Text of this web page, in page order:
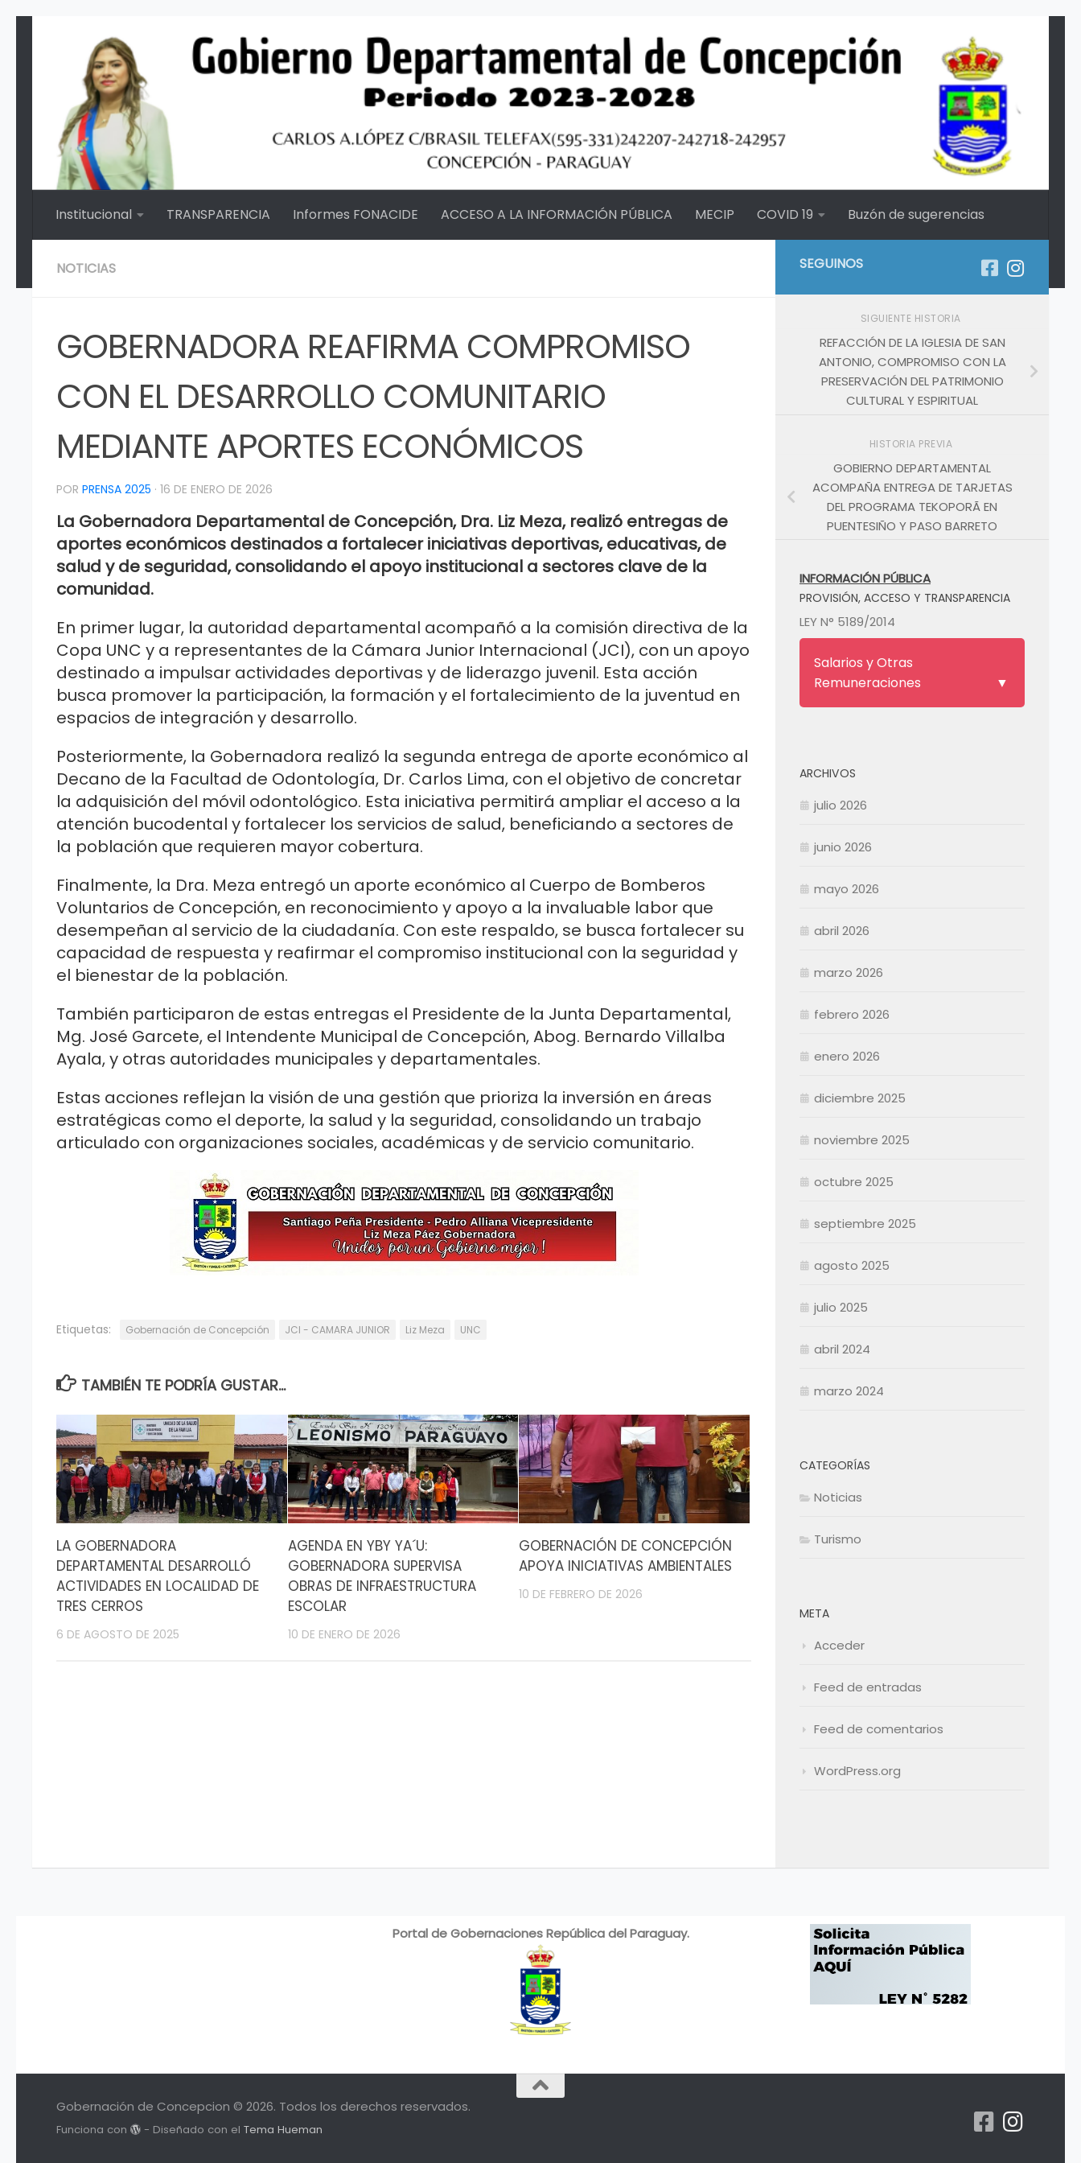
Institucional TRANSPARENCIA Informes FONACIDE ACCESO A LA INFORMACIÓN PÚBLICA MECIP COVID 19 Buzón de sugerencias
NOTICIAS
GOBERNADORA REAFIRMA COMPROMISO
CON EL DESARROLLO COMUNITARIO
MEDIANTE APORTES ECONÓMICOS
POR PRENSA 2025 · 16 DE ENERO DE 2026
La Gobernadora Departamental de Concepción, Dra. Liz Meza, realizó entregas de
aportes económicos destinados a fortalecer iniciativas deportivas, educativas, de
salud y de seguridad, consolidando el apoyo institucional a sectores clave de la
comunidad.
En primer lugar, la autoridad departamental acompañó a la comisión directiva de la
Copa UNC y a representantes de la Cámara Junior Internacional (JCI), con un apoyo
destinado a impulsar actividades deportivas y de liderazgo juvenil. Esta acción
busca promover la participación, la formación y el fortalecimiento de la juventud en
espacios de integración y desarrollo.
Posteriormente, la Gobernadora realizó la segunda entrega de aporte económico al
Decano de la Facultad de Odontología, Dr. Carlos Lima, con el objetivo de concretar
la adquisición del móvil odontológico. Esta iniciativa permitirá ampliar el acceso a la
atención bucodental y fortalecer los servicios de salud, beneficiando a sectores de
la población que requieren mayor cobertura.
Finalmente, la Dra. Meza entregó un aporte económico al Cuerpo de Bomberos
Voluntarios de Concepción, en reconocimiento y apoyo a la invaluable labor que
desempeñan al servicio de la ciudadanía. Con este respaldo, se busca fortalecer su
capacidad de respuesta y reafirmar el compromiso institucional con la seguridad y
el bienestar de la población.
También participaron de estas entregas el Presidente de la Junta Departamental,
Mg. José Garcete, el Intendente Municipal de Concepción, Abog. Bernardo Villalba
Ayala, y otras autoridades municipales y departamentales.
Estas acciones reflejan la visión de una gestión que prioriza la inversión en áreas
estratégicas como el deporte, la salud y la seguridad, consolidando un trabajo
articulado con organizaciones sociales, académicas y de servicio comunitario.
Etiquetas: Gobernación de Concepción JCI - CAMARA JUNIOR Liz Meza UNC
TAMBIÉN TE PODRÍA GUSTAR...
LA GOBERNADORA
DEPARTAMENTAL DESARROLLÓ
ACTIVIDADES EN LOCALIDAD DE
TRES CERROS
6 DE AGOSTO DE 2025
AGENDA EN YBY YA´U:
GOBERNADORA SUPERVISA
OBRAS DE INFRAESTRUCTURA
ESCOLAR
10 DE ENERO DE 2026
GOBERNACIÓN DE CONCEPCIÓN
APOYA INICIATIVAS AMBIENTALES
10 DE FEBRERO DE 2026
SEGUINOS
SIGUIENTE HISTORIA
REFACCIÓN DE LA IGLESIA DE SAN
ANTONIO, COMPROMISO CON LA
PRESERVACIÓN DEL PATRIMONIO
CULTURAL Y ESPIRITUAL
HISTORIA PREVIA
GOBIERNO DEPARTAMENTAL
ACOMPAÑA ENTREGA DE TARJETAS
DEL PROGRAMA TEKOPORÃ EN
PUENTESIÑO Y PASO BARRETO
INFORMACIÓN PÚBLICA
PROVISIÓN, ACCESO Y TRANSPARENCIA
LEY N° 5189/2014
Salarios y Otras
Remuneraciones
Enero
Junio
Agosto
Noviembre
Resumen Permanentes
Junio
Agosto
Noviembre
Resumen Permanentes
ARCHIVOS
julio 2026
junio 2026
mayo 2026
abril 2026
marzo 2026
febrero 2026
enero 2026
diciembre 2025
noviembre 2025
octubre 2025
septiembre 2025
agosto 2025
julio 2025
abril 2024
marzo 2024
CATEGORÍAS
Noticias
Turismo
META
Acceder
Feed de entradas
Feed de comentarios
WordPress.org
Portal de Gobernaciones República del Paraguay.
Gobernación de Concepcion © 2026. Todos los derechos reservados.
Funciona con - Diseñado con elTema Hueman